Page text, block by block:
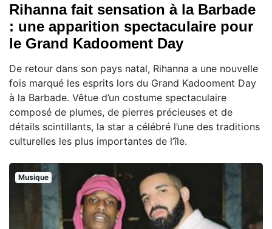
Rihanna fait sensation à la Barbade
: une apparition spectaculaire pour
le Grand Kadooment Day
De retour dans son pays natal, Rihanna a une nouvelle
fois marqué les esprits lors du Grand Kadooment Day
à la Barbade. Vêtue d’un costume spectaculaire
composé de plumes, de pierres précieuses et de
détails scintillants, la star a célébré l’une des traditions
culturelles les plus importantes de l’île.
Musique